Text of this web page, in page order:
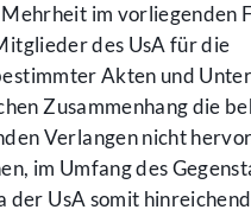
im vorliegenden
des UsA für die
Akten und
Zusammenhang die
Verlangen nicht
im Umfang des
der UsA somit hinreichend